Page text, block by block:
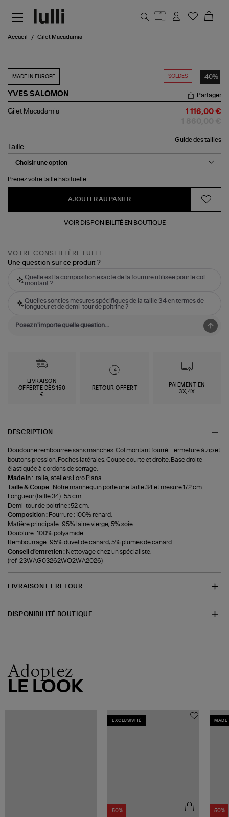
Accueil Gilet Macadamia
SOLDES -40%
MADE IN EUROPE
YVES SALOMON
Gilet
Partager
Gilet Macadamia 1 116,00 €
Guide des tailles
Taille
Prenez votre taille habituelle.
AJOUTER AU PANIER
VOIR DISPONIBILITÉ EN BOUTIQUE
VOTRE CONSEILLÈRE LULLI
Une question sur ce produit ?
Quelle est la composition exacte de la fourrure utilisée pour le col
montant ?
Quelles sont les mesures spécifiques de la taille 34 en termes de
longueur et de demi-tour de poitrine ?
LIVRAISON
OFFERTE DÈS 150
€
RETOUR OFFERT
PAIEMENT EN
3X,4X
DESCRIPTION
Doudoune rembourrée sans manches. Col montant fourré. Fermeture à zip et
boutons pression. Poches latérales. Coupe courte et droite. Base droite
élastiquée à cordons de serrage.
Made in : Italie, ateliers Loro Piana.
Taille & Coupe : Notre mannequin porte une taille 34 et mesure 172 cm.
Longueur (taille 34) : 55 cm.
Demi-tour de poitrine : 52 cm.
Composition : Fourrure : 100% renard.
Matière principale : 95% laine vierge, 5% soie.
Doublure : 100% polyamide.
Rembourrage : 95% duvet de canard, 5% plumes de canard.
Conseil d'entretien : Nettoyage chez un spécialiste.
(ref-23WAG03262WO2WA2026)
LIVRAISON ET RETOUR
DISPONIBILITÉ BOUTIQUE
Adoptez
LE LOOK
EXCLUSIVITÉ
-50%
MADE
-50%